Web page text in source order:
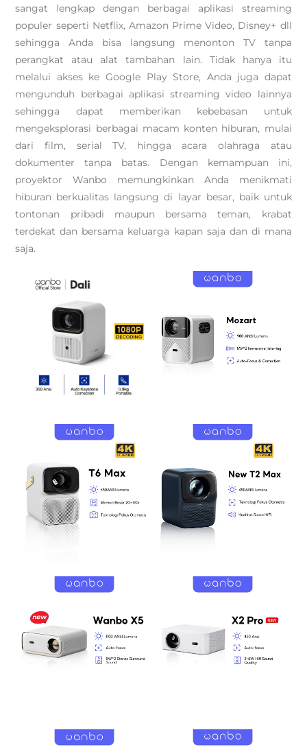
sangat lengkap dengan berbagai aplikasi streaming
populer seperti Netflix, Amazon Prime Video, Disney+ dll
sehingga Anda bisa langsung menonton TV tanpa
perangkat atau alat tambahan lain. Tidak hanya itu
melalui akses ke Google Play Store, Anda juga dapat
mengunduh berbagai aplikasi streaming video lainnya
sehingga dapat memberikan kebebasan untuk
mengeksplorasi berbagai macam konten hiburan, mulai
dari film, serial TV, hingga acara olahraga atau
dokumenter tanpa batas. Dengan kemampuan ini,
proyektor Wanbo memungkinkan Anda menikmati
hiburan berkualitas langsung di layar besar, baik untuk
tontonan pribadi maupun bersama teman, krabat
terdekat dan bersama keluarga kapan saja dan di mana
saja.